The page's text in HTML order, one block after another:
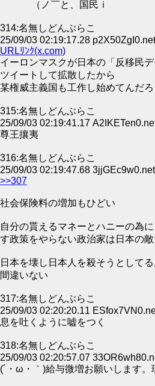
（ノ￣と、国民ｉ
314:名無しどんぶらこ
25/09/03 02:19:17.28 p2X50ZgI0.net
URLﾘﾝｸ(x.com)
イーロンマスクが日本の「反移民
ツイートして拡散したから
某権威主義国も工作し始めてんだ
315:名無しどんぶらこ
25/09/03 02:19:41.17
尊王攘夷
316:名無しどんぶらこ
25/09/03 02:19:47.68 3jjGEc9w0.net
>>307
社会保険料の増加もひどい
自分の貰えるマネーとハニーの為
す政策をやらない政治家は日本の
日本を壊し日本人を殺そうとして
間違いない
317:名無しどんぶらこ
25/09/03 02:20:20.11
息を吐くように嘘をつく
318:名無しどんぶらこ
25/09/03 02:20:57.07
(´・ω・｀)給与微増お願いします。